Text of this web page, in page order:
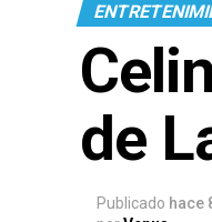
de
Publicado hace